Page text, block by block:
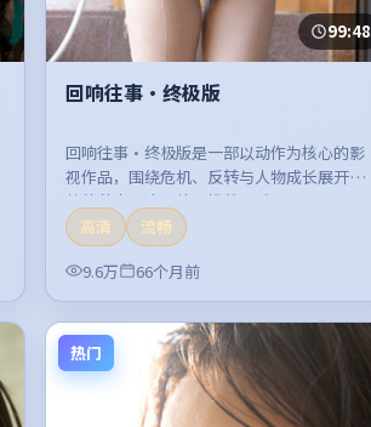
99:48
回响往事·终极版
回响往事·终极版是一部以动作为核心的影
视作品，围绕危机、反转与人物成长展开，
整体节奏紧凑，值得推荐观看。
高清
流畅
9.6万
66个月前
热门